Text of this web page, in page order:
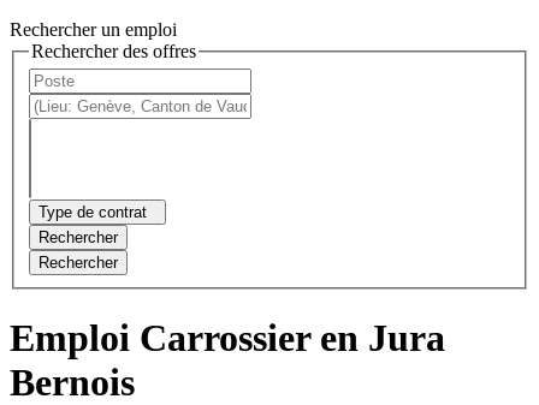
Rechercher un emploi
Rechercher des offres
Type de contrat
Rechercher
Rechercher
Emploi Carrossier en Jura
Bernois